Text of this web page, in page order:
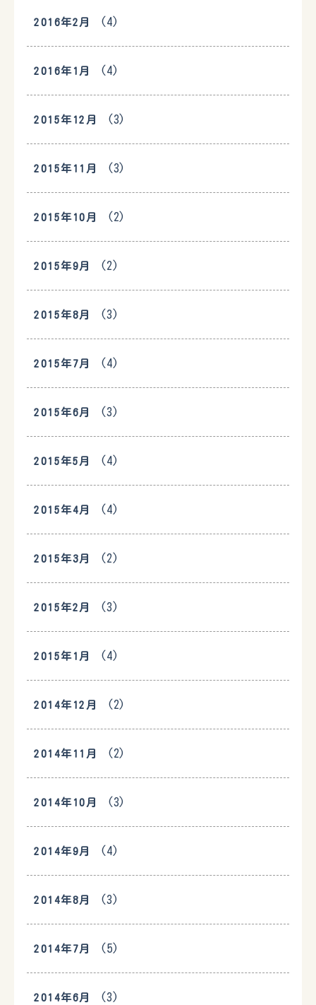
2016年2月 (4)
2016年1月 (4)
2015年12月 (3)
2015年11月 (3)
2015年10月 (2)
2015年9月 (2)
2015年8月 (3)
2015年7月 (4)
2015年6月 (3)
2015年5月 (4)
2015年4月 (4)
2015年3月 (2)
2015年2月 (3)
2015年1月 (4)
2014年12月 (2)
2014年11月 (2)
2014年10月 (3)
2014年9月 (4)
2014年8月 (3)
2014年7月 (5)
2014年6月 (3)